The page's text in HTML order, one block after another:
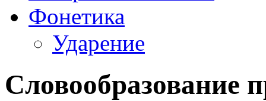
Фонетика
Ударение
Словообразование